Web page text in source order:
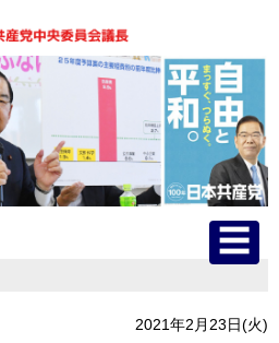
2021年2月23日(火)